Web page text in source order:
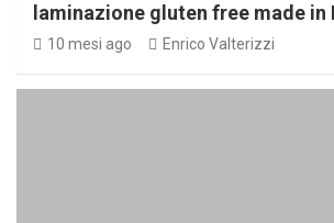
laminazione gluten free made in
10 mesi ago Enrico Valterizzi